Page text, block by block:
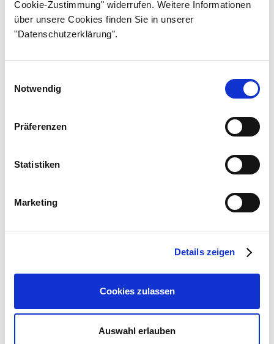
Cookie-Zustimmung" widerrufen. Weitere Informationen
über unsere Cookies finden Sie in unserer
"Datenschutzerklärung".
Notwendig
Präferenzen
Statistiken
Marketing
Details zeigen
Cookies zulassen
Auswahl erlauben
Osa 16
Osa 19
Osa 21